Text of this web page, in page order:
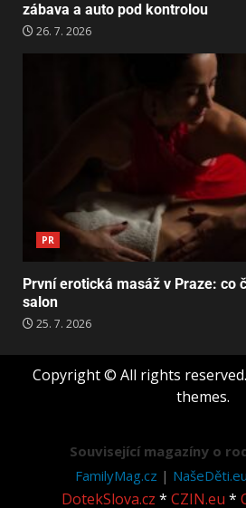
zábava a auto pod kontrolou
26. 7. 2026
PR
První erotická masáž v Praze: co
salon
25. 7. 2026
Copyright © All rights reserved.
themes.
Související magazíny o
FamilyMag.cz | NašeDěti.eu
DotekSlova.cz * CZIN.eu *